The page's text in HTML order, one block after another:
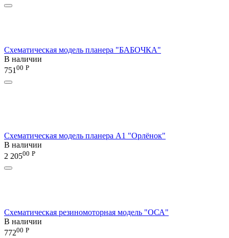
Схематическая модель планера "БАБОЧКА"
В наличии
751 00 Р
Схематическая модель планера А1 "Орлёнок"
В наличии
2 20500 Р
Схематическая резиномоторная модель "ОСА"
В наличии
77200 Р